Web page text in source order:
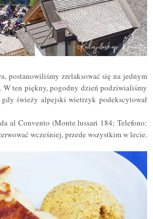
postanowiliśmy zrelaksować się na jednym
ten piękny, pogodny dzień podziwialiśmy
świeży alpejski wietrzyk podekscytował
al Convento (Monte lussari 184; Telefono:
wcześniej, przede wszystkim w lecie.